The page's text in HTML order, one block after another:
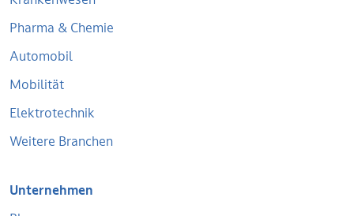
Pharma & Chemie
Automobil
Mobilität
Elektrotechnik
Weitere Branchen
Unternehmen